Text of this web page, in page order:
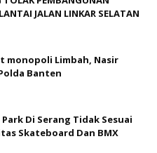
JALAN LINKAR SELATAN
monopoli Limbah, Nasir
Banten
Di Serang Tidak Sesuai
Skateboard Dan BMX